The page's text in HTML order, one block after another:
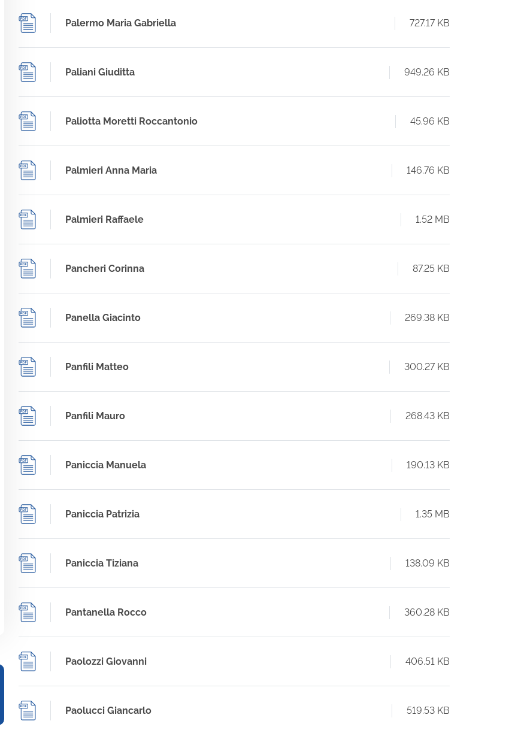
Palermo Maria Gabriella 727.17 KB
Paliani Giuditta 949.26 KB
Paliotta Moretti Roccantonio 45.96 KB
Palmieri Anna Maria 146.76 KB
Palmieri Raffaele 1.52 MB
Pancheri Corinna 87.25 KB
Panella Giacinto 269.38 KB
Panfili Matteo 300.27 KB
Panfili Mauro 268.43 KB
Paniccia Manuela 190.13 KB
Paniccia Patrizia 1.35 MB
Paniccia Tiziana 138.09 KB
Pantanella Rocco 360.28 KB
Paolozzi Giovanni 406.51 KB
Paolucci Giancarlo 519.53 KB